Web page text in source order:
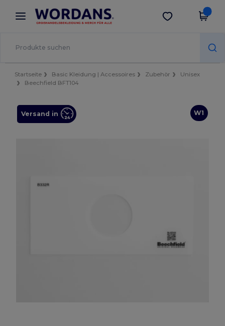
× Wordans App
Bessere Preise in der App!
App holen
Startseite Basic Kleidung | Accessoires Zubehör
Unisex
Beechfield BFT104
W1
Versand in